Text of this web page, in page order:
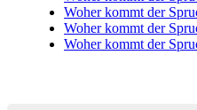
Woher kommt der
Woher kommt der
Woher kommt der